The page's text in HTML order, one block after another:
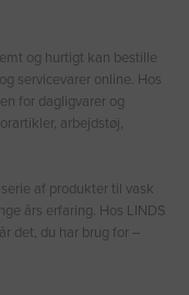
og hurtigt kan bestille
servicevarer online. Hos
for dagligvarer og
arbejdstøj,
af produkter til vask
års erfaring. Hos LINDS
det, du har brug for –